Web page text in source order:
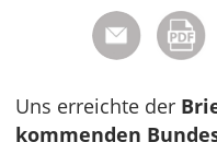
Uns erreichte der
kommenden